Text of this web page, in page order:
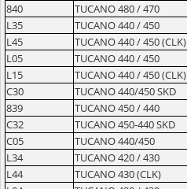
840
TUCANO 480 / 470
L35
TUCANO 440 / 450
L45
TUCANO 440 / 450 (CLK)
L05
TUCANO 440 / 450
L15
TUCANO 440 / 450 (CLK)
C30
TUCANO 440/450 SKD
839
TUCANO 450 / 440
C32
TUCANO 450-440 SKD
C05
TUCANO 440/450
L34
TUCANO 420 / 430
L44
TUCANO 430 (CLK)